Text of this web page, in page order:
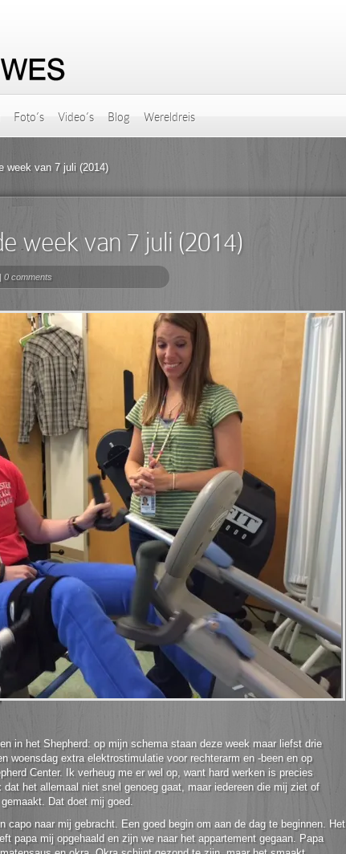
Foto’s Video’s Blog Wereldreis
week van 7 juli (2014)
week van 7 juli (2014)
| 0 comments
in het Shepherd: op mijn schema staan deze week maar liefst drie
woensdag extra elektrostimulatie voor rechterarm en -been en op
Center. Ik verheug me er wel op, want hard werken is precies
het allemaal niet snel genoeg gaat, maar iedereen die mij ziet of
Dat doet mij goed.
capo naar mij gebracht. Een goed begin om aan de dag te beginnen. Het
papa mij opgehaald en zijn we naar het appartement gegaan. Papa